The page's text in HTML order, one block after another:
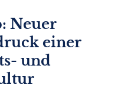
Neuer
einer
und